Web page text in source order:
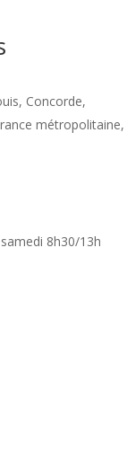
Concorde,
métropolitaine,
8h30/13h